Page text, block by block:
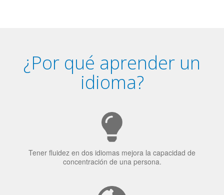
¿Por qué aprender un
idioma?